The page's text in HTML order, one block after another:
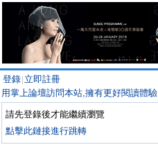
登錄 立即註冊
用掌上論壇訪問本站,擁有更好閱讀體驗
請先登錄後才能繼續瀏覽
點擊此鏈接進行跳轉